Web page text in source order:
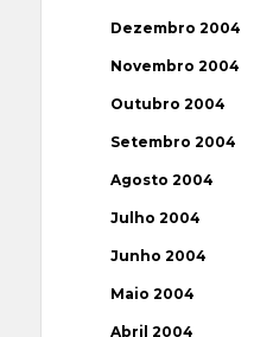
Dezembro 2004
Novembro 2004
Outubro 2004
Setembro 2004
Agosto 2004
Julho 2004
Junho 2004
Maio 2004
Abril 2004